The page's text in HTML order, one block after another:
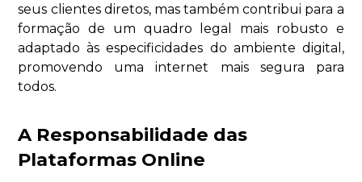
seus clientes diretos, mas também contribui para a
formação de um quadro legal mais robusto e
adaptado às especificidades do ambiente digital,
promovendo uma internet mais segura para
todos.
A Responsabilidade das
Plataformas Online